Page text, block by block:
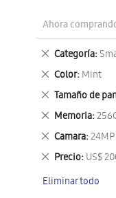
Ahora
Categoría
Eliminar
este
artículo
Color Mint
Eliminar
este
artículo
Tamaño de
Eliminar
este
artículo
Memoria
Eliminar
este
artículo
Camara
Eliminar
este
artículo
Precio US$
Eliminar
artículo
Eliminar todo